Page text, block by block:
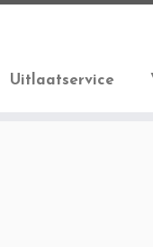
Uitlaatservice